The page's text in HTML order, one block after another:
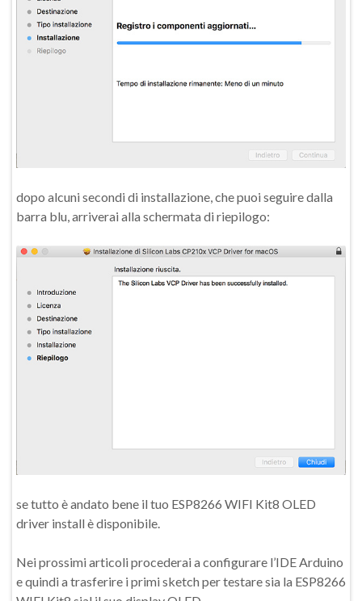
dopo alcuni secondi di installazione, che puoi seguire dalla
barra blu, arriverai alla schermata di riepilogo:
se tutto è andato bene il tuo ESP8266 WIFI Kit8 OLED
driver install è disponibile.
Nei prossimi articoli procederai a configurare l’IDE Arduino
e quindi a trasferire i primi sketch per testare sia la ESP8266